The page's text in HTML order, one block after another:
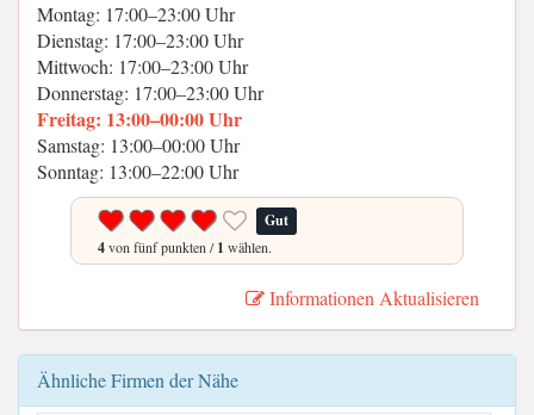
Montag: 17:00–23:00 Uhr
Dienstag: 17:00–23:00 Uhr
Mittwoch: 17:00–23:00 Uhr
Donnerstag: 17:00–23:00 Uhr
Freitag: 13:00–00:00 Uhr
Samstag: 13:00–00:00 Uhr
Sonntag: 13:00–22:00 Uhr
Gut
4von fünf punkten /1 wählen.
Informationen Aktualisieren
Ähnliche Firmen der Nähe